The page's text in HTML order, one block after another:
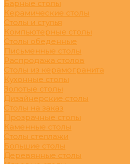
Барные столы
Керамические столы
Столы и стулья
Компьютерные столы
Столы обеденные
Письменные столы
Распродажа столов
Столы из керамогранита
Кухонные столы
Золотые столы
Дизайнерские столы
Столы на заказ
Прозрачные столы
Каменные столы
Столы стеллажи
Большие столы
Деревянные столы